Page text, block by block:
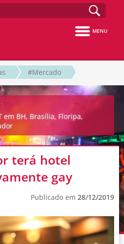
MENU
#Mercado
em BH, Brasília, Floripa,
terá hotel
gay
Publicado em 28/12/2019